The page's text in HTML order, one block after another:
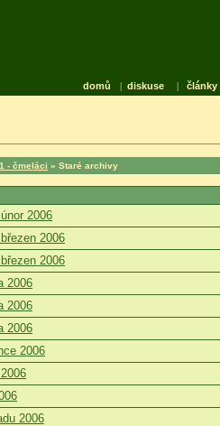
domů | diskuse | články
- čmeláci » Staré archivy
2006
2006
2006
2006
2006
2006
2006
2006